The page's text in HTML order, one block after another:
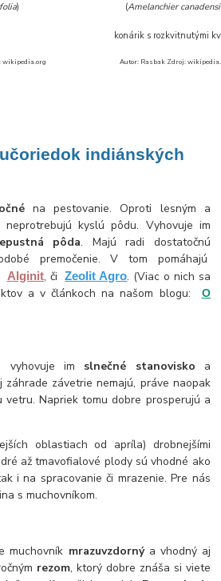
)
wikipedia.org
(Amelanchier
konárik s rozkvitnutými
Autor: Rasbak Zdroj:
indiánských
na pestovanie. Oproti lesným a
neprotrebujú kyslú pôdu. Vyhovuje im
pôda. Majú radi dostatočnú
premočenie. V tom pomáhajú
Alginit, čiZeolit Agro. (Viac o nich sa
a v článkoch na našom blogu:
O
vyhovuje im slnečné stanovisko a
záhrade závetrie nemajú, práve naopak
vetru. Napriek tomu dobre prosperujú a
oblastiach od apríla) drobnejšími
až tmavofialové plody sú vhodné ako
i na spracovanie či mrazenie. Pre nás
s muchovníkom.
muchovník mrazuvzdorný a vhodný aj
rezom, ktorý dobre znáša si viete